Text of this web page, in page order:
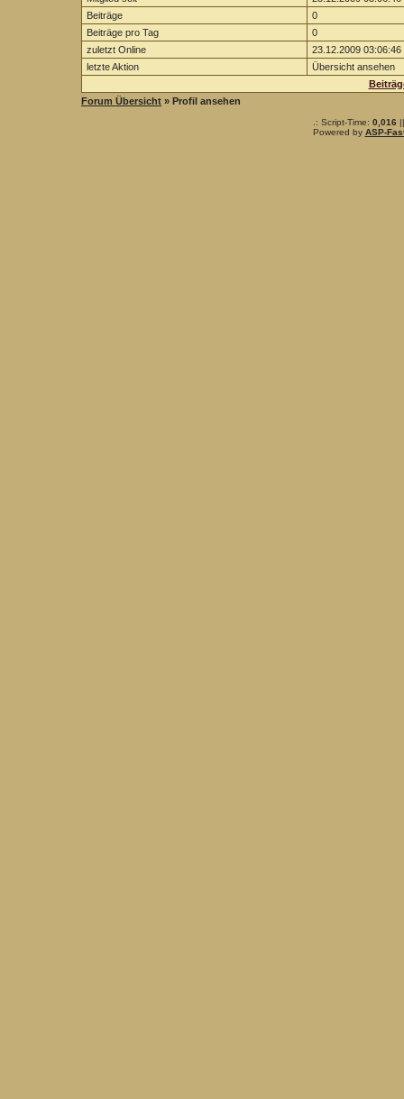
Beiträge
0
Beiträge pro Tag
0
zuletzt Online
23.12.2009 03:06:46
letzte Aktion
Übersicht ansehen
Forum Übersicht » Profil ansehen
.: Script-Time: 0,016
Powered by ASP-